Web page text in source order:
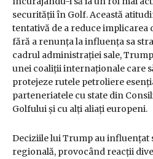
securității în Golf. Această
tentativă de a reduce implicarea
fără a renunța la influența sa
cadrul administrației sale,
unei coaliții internaționale care
protejeze rutele petroliere
parteneriatele cu state din
Golfului și cu alți aliați europeni.
Deciziile lui Trump au
regională, provocând reacții